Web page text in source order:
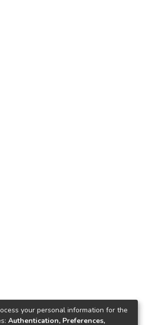
your personal information for the
Authentication, Preferences,